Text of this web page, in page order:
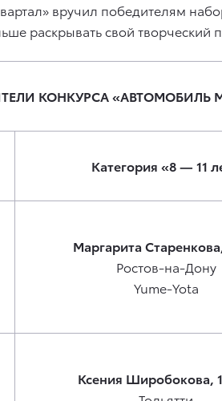
вручил победителям
раскрывать свой творческий
КОНКУРСА «АВТОМОБИЛЬ
Категория «8 — 11
Маргарита
Ростов-на-Дону
Yume-Yota
Ксения Широбокова,